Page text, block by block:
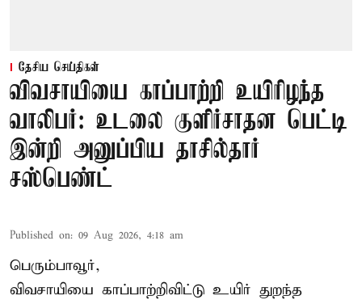
தேசிய செய்திகள்
விவசாயியை காப்பாற்றி உயிரிழந்த
வாலிபர்: உடலை குளிர்சாதன பெட்டி
இன்றி அனுப்பிய தாசில்தார்
சஸ்பெண்ட்
Published on: 09 Aug 2026, 4:18 am
பெரும்பாவூர்,
விவசாயியை காப்பாற்றிவிட்டு உயிர் துறந்த